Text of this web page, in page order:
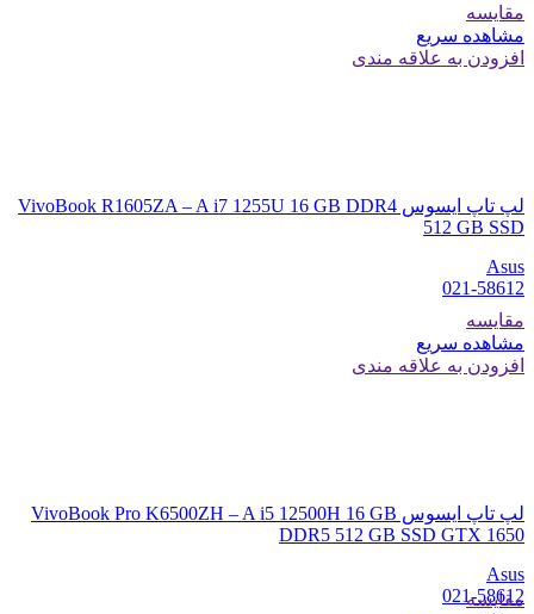
مقایسه
مشاهده سریع
افزودن به علاقه مندی
لپ تاپ ایسوس VivoBook R1605ZA – A i7 1255U 16 GB DDR4
512 GB SSD
Asus
021-58612
مقایسه
مشاهده سریع
افزودن به علاقه مندی
لپ تاپ ایسوس VivoBook Pro K6500ZH – A i5 12500H 16 GB
DDR5 512 GB SSD GTX 1650
Asus
021-58612
مقایسه